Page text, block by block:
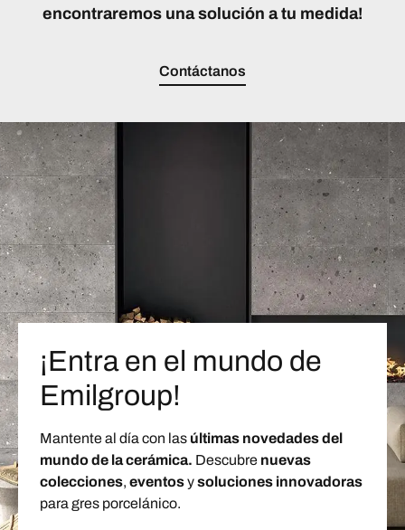
encontraremos una solución a tu medida!
Contáctanos
¡Entra en el mundo de
Emilgroup!
Mantente al día con las últimas novedades del
mundo de la cerámica. Descubre nuevas
colecciones, eventosysoluciones innovadoras
para gres porcelánico.